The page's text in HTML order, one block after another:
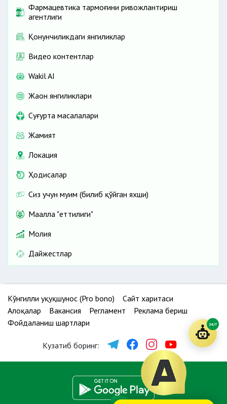
Фармацевтика тармоғини ривожлантириш
агентлиги
Қонунчиликдаги янгиликлар
Видео контентлар
Wakil AI
Жаҳон янгиликлари
Cуғурта масалалари
Жамият
Локация
Ҳодисалар
Сиз учун муҳим (билиб қўйган яхши)
Маҳалла "еттилиги"
Молия
Дайжестлар
Кўнгилли ҳуқуқшунос (Pro bono)
Сайт харитаси
Алоқалар
Вакансия Регламент
Реклама бериш
Фойдаланиш шартлари
Кузатиб боринг:
24/7